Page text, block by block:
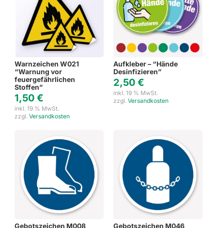
Warnzeichen W021
“Warnung vor
feuergefährlichen
Stoffen”
1,50 €
inkl. 19 % MwSt.
zzgl. Versandkosten
Aufkleber – “Hände
Desinfizieren”
2,50 €
inkl. 19 % MwSt.
zzgl. Versandkosten
Gebotszeichen M008
Gebotszeichen M046